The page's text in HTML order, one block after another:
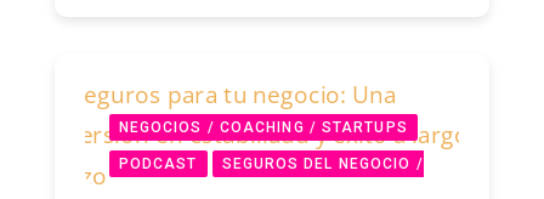
NEGOCIOS / COACHING / STARTUPS
PODCAST SEGUROS DEL NEGOCIO /